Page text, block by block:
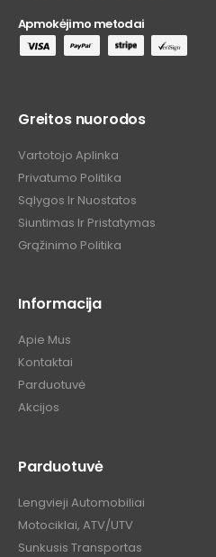
Apmokėjimo metodai
Greitos nuorodos
Vartotojo Aplinka
Privatumo Politika
Sąlygos Ir Nuostatos
Siuntimas Ir Pristatymas
Grąžinimo Politika
Informacija
Apie Mus
Kontaktai
Parduotuvė
Akcijos
Parduotuvė
Lengvieji Automobiliai
Motociklai, ATV/UTV
Sunkusis Transportas